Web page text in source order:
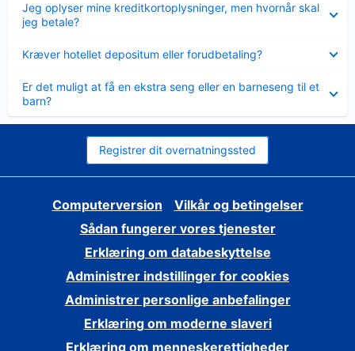
Jeg oplyser mine kreditkortoplysninger, men hvornår skal
jeg betale?
Kræver hotellet depositum eller forudbetaling?
Er det muligt at få en ekstra seng eller en barneseng til et
barn?
Registrer dit overnatningssted
Computerversion
Vilkår og betingelser
Sådan fungerer vores tjenester
Erklæring om databeskyttelse
Administrer indstillinger for cookies
Administrer personlige anbefalinger
Erklæring om moderne slaveri
Erklæring om menneskerettigheder